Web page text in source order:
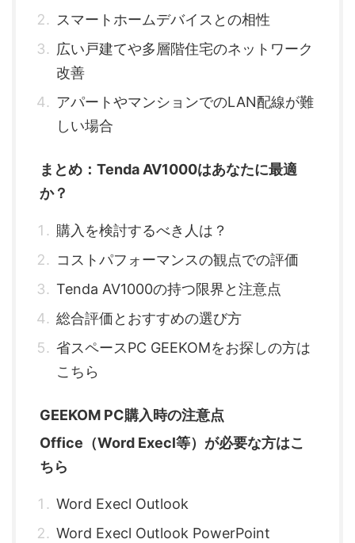
スマートホームデバイスとの相性
広い戸建てや多層階住宅のネットワーク
改善
アパートやマンションでのLAN配線が難
しい場合
まとめ：Tenda AV1000はあなたに最適
か？
購入を検討するべき人は？
コストパフォーマンスの観点での評価
Tenda AV1000の持つ限界と注意点
総合評価とおすすめの選び方
省スペースPC GEEKOMをお探しの方は
こちら
GEEKOM PC購入時の注意点
Office（Word Execl等）が必要な方はこ
ちら
Word Execl Outlook
Word Execl Outlook PowerPoint